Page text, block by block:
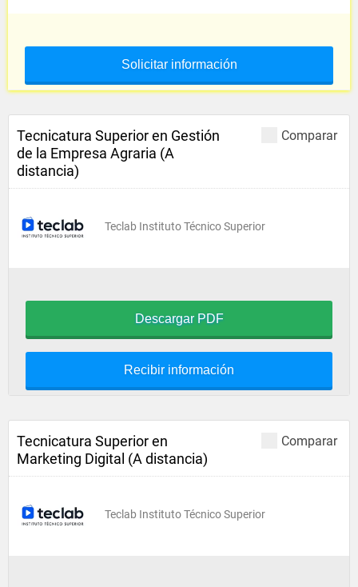
Solicitar información
Comparar
Tecnicatura Superior en Gestión
de la Empresa Agraria (A
distancia)
Teclab Instituto Técnico Superior
Descargar PDF
Recibir información
Comparar
Tecnicatura Superior en
Marketing Digital (A distancia)
Teclab Instituto Técnico Superior